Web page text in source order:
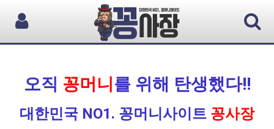
오직 꽁머니를 위해 탄생했다!!
대한민국 NO1. 꽁머니사이트 꽁사장